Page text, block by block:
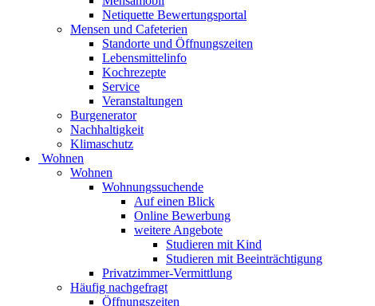
Netiquette Bewertungsportal
Mensen und Cafeterien
Standorte und Öffnungszeiten
Lebensmittelinfo
Kochrezepte
Service
Veranstaltungen
Burgenerator
Nachhaltigkeit
Klimaschutz
Wohnen
Wohnen
Wohnungssuchende
Auf einen Blick
Online Bewerbung
weitere Angebote
Studieren mit Kind
Studieren mit Beeinträchtigung
Privatzimmer-Vermittlung
Häufig nachgefragt
Öffnungszeiten